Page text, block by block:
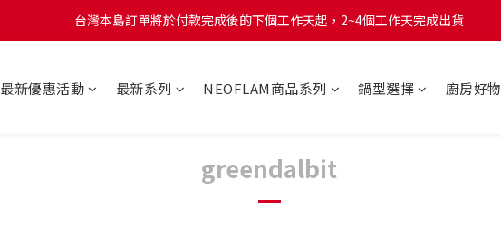
台灣本島訂單將於付款完成後的下個工作天起，2~4個工作天完成出貨
台灣本島訂單將於付款完成後的下個工作天起，2~4個工作天完成出貨
台灣本島訂單將於付款完成後的下個工作天起，2~4個工作天完成出貨
最新優惠活動 最新系列 NEOFLAM商品系列 鍋型選擇 廚房好物
greendalbit